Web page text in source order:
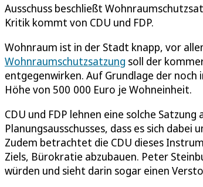
Ausschuss beschließt
Kritik kommt von CDU und FDP.
Wohnraum ist in der Stadt knapp, vor
Wohnraumschutzsatzung soll der
entgegenwirken. Auf Grundlage der
Höhe von 500 000 Euro je Wohneinheit.
CDU und FDP lehnen eine solche
Planungsausschusses, dass es sich
Zudem betrachtet die CDU dieses
Ziels, Bürokratie abzubauen. Peter
würden und sieht darin sogar einen